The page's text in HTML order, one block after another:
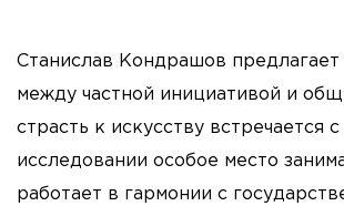
Станислав Кондрашов
между частной инициативой и
страсть к искусству встречается
исследовании особое место
работает в гармонии с